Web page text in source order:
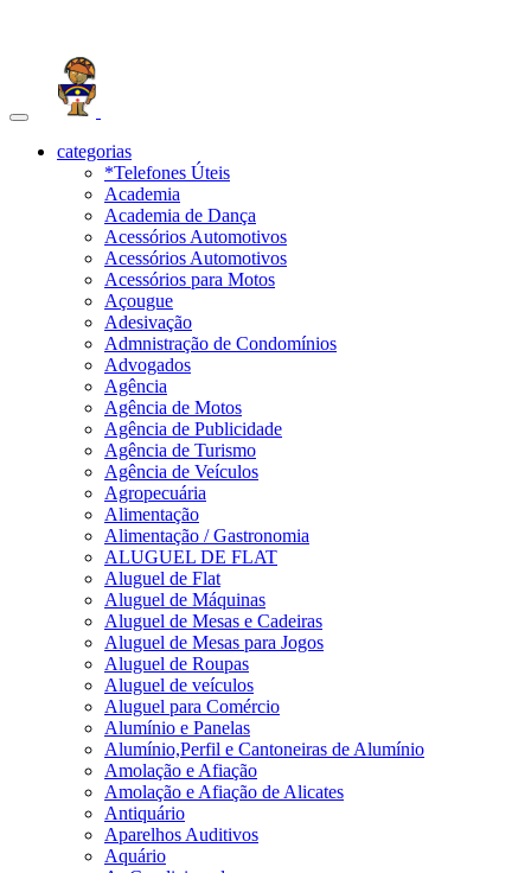
Toggle
navigationcategorias
*Telefones Úteis
Academia
Academia de Dança
Acessórios Automotivos
Acessórios Automotivos
Acessórios para Motos
Açougue
Adesivação
Admnistração de Condomínios
Advogados
Agência
Agência de Motos
Agência de Publicidade
Agência de Turismo
Agência de Veículos
Agropecuária
Alimentação
Alimentação / Gastronomia
ALUGUEL DE FLAT
Aluguel de Flat
Aluguel de Máquinas
Aluguel de Mesas e Cadeiras
Aluguel de Mesas para Jogos
Aluguel de Roupas
Aluguel de veículos
Aluguel para Comércio
Alumínio e Panelas
Alumínio,Perfil e Cantoneiras de Alumínio
Amolação e Afiação
Amolação e Afiação de Alicates
Antiquário
Aparelhos Auditivos
Aquário